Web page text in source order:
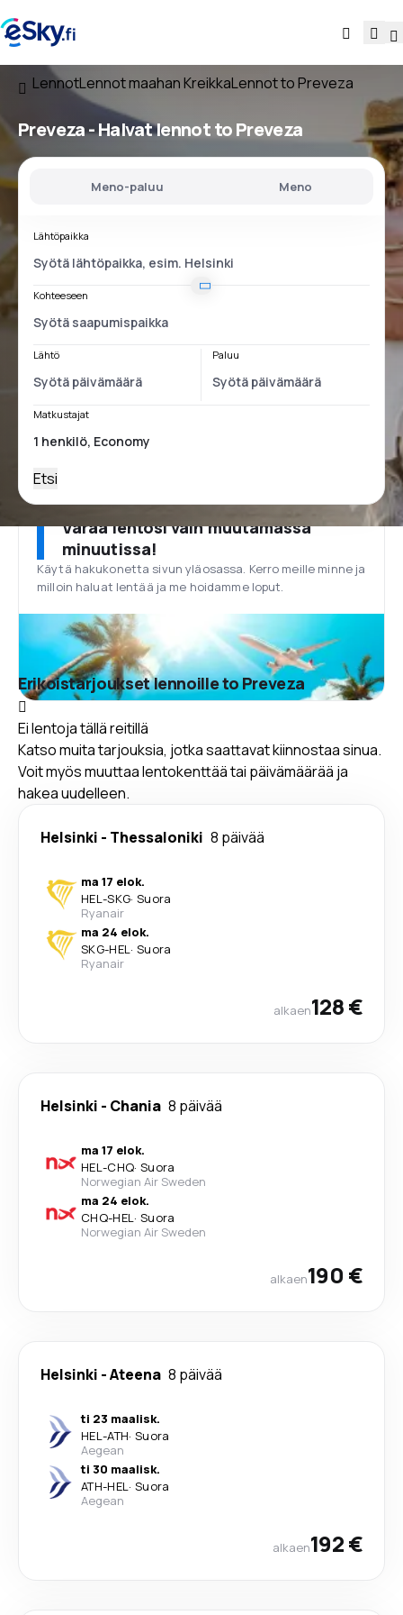
LennotLennot maahan KreikkaLennot to Preveza
Preveza - Halvat lennot to Preveza
Meno-paluu Meno
Lähtöpaikka
Kohteeseen
Lähtö Paluu
Matkustajat
Etsi
Varaa lentosi vain muutamassa
minuutissa!
Käytä hakukonetta sivun yläosassa. Kerro meille minne ja
milloin haluat lentää ja me hoidamme loput.
Erikoistarjoukset lennoille to Preveza
Ei lentoja tällä reitillä
Katso muita tarjouksia, jotka saattavat kiinnostaa sinua.
Voit myös muuttaa lentokenttää tai päivämäärää ja
hakea uudelleen.
Helsinki - Thessaloniki 8 päivää
ma 17 elok.
HEL-SKG· Suora
Ryanair
ma 24 elok.
SKG-HEL· Suora
Ryanair
alkaen128 €
Helsinki - Chania 8 päivää
ma 17 elok.
HEL-CHQ· Suora
Norwegian Air Sweden
ma 24 elok.
CHQ-HEL· Suora
Norwegian Air Sweden
alkaen190 €
Helsinki -Ateena 8 päivää
ti 23 maalisk.
HEL-ATH· Suora
Aegean
ti 30 maalisk.
ATH-HEL· Suora
Aegean
alkaen192 €